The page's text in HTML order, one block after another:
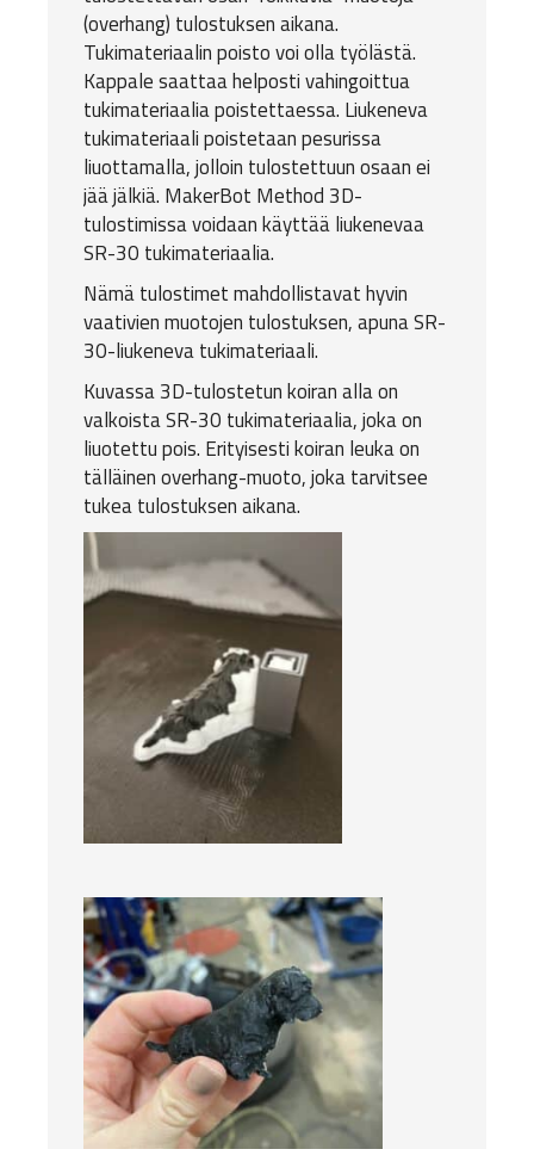
(overhang) tulostuksen aikana.
Tukimateriaalin poisto voi olla työlästä.
Kappale saattaa helposti vahingoittua
tukimateriaalia poistettaessa. Liukeneva
tukimateriaali poistetaan pesurissa
liuottamalla, jolloin tulostettuun osaan ei
jää jälkiä. MakerBot Method 3D-
tulostimissa voidaan käyttää liukenevaa
SR-30 tukimateriaalia.
Nämä tulostimet mahdollistavat hyvin
vaativien muotojen tulostuksen, apuna SR-
30-liukeneva tukimateriaali.
Kuvassa 3D-tulostetun koiran alla on
valkoista SR-30 tukimateriaalia, joka on
liuotettu pois. Erityisesti koiran leuka on
tälläinen overhang-muoto, joka tarvitsee
tukea tulostuksen aikana.